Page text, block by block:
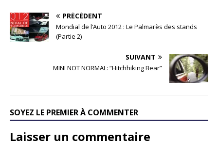
PRÉCÉDENT
Mondial de l’Auto 2012 : Le Palmarès des stands
(Partie 2)
SUIVANT
MINI NOT NORMAL: “Hitchhiking Bear”
SOYEZ LE PREMIER À COMMENTER
Laisser un commentaire